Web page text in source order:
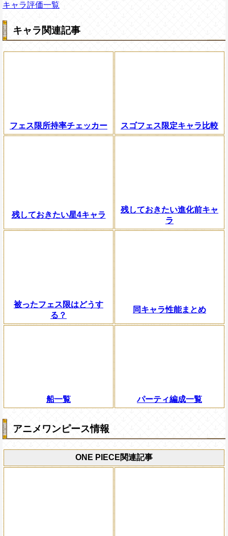
キャラ評価一覧
キャラ関連記事
フェス限所持率チェッカー スゴフェス限定キャラ比較
残しておきたい星4キャラ
残しておきたい進化前キャ
ラ
被ったフェス限はどうす
る？
同キャラ性能まとめ
船一覧 パーティ編成一覧
アニメワンピース情報
ONE PIECE関連記事